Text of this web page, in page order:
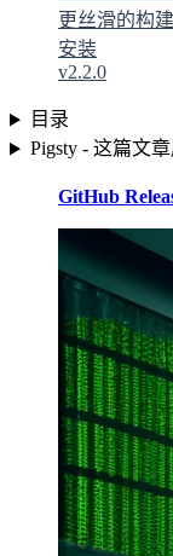
更丝滑的构
安装
v2.2.0
目录
Pigsty - 这篇文
GitHub